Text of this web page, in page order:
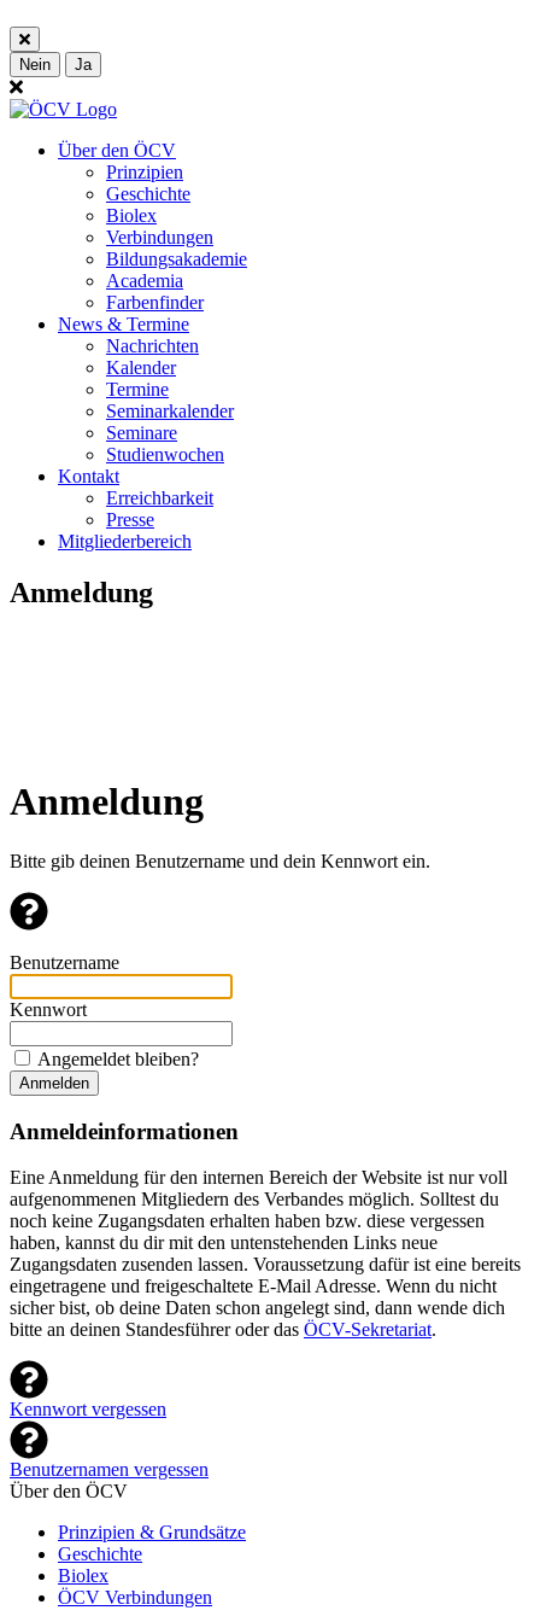
Nein Ja
Über den ÖCV
Prinzipien
Geschichte
Biolex
Verbindungen
Bildungsakademie
Academia
Farbenfinder
News & Termine
Nachrichten
Kalender
Termine
Seminarkalender
Seminare
Studienwochen
Kontakt
Erreichbarkeit
Presse
Mitgliederbereich
Anmeldung
Anmeldung
Bitte gib deinen Benutzername und dein Kennwort ein.
Benutzername
Kennwort
Angemeldet bleiben?
Anmelden
Anmeldeinformationen
Eine Anmeldung für den internen Bereich der Website ist nur voll
aufgenommenen Mitgliedern des Verbandes möglich. Solltest du
noch keine Zugangsdaten erhalten haben bzw. diese vergessen
haben, kannst du dir mit den untenstehenden Links neue
Zugangsdaten zusenden lassen. Voraussetzung dafür ist eine bereits
eingetragene und freigeschaltete E-Mail Adresse. Wenn du nicht
sicher bist, ob deine Daten schon angelegt sind, dann wende dich
bitte an deinen Standesführer oder das ÖCV-Sekretariat.
Kennwort vergessen
Benutzernamen vergessen
Über den ÖCV
Prinzipien & Grundsätze
Geschichte
Biolex
ÖCV Verbindungen